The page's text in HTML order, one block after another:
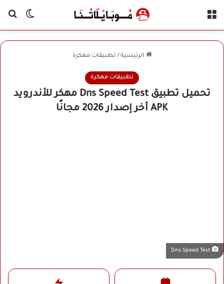
الوضع
الرئيسية / تطبيقات مهكرة
تطبيقات مهكرة
تحميل تطبيق Dns Speed Test مهكر للأندرويد
APK أخر إصدار 2026 مجانًا